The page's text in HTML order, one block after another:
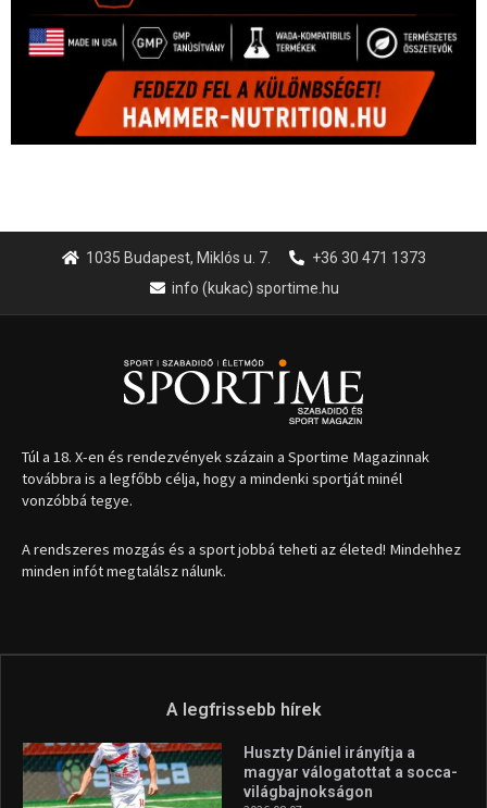
1035 Budapest, Miklós u. 7.
+36 30 471 1373
info (kukac) sportime.hu
Túl a 18. X-en és rendezvények százain a Sportime Magazinnak
továbbra is a legfőbb célja, hogy a mindenki sportját minél
vonzóbbá tegye.
A rendszeres mozgás és a sport jobbá teheti az életed! Mindehhez
minden infót megtalálsz nálunk.
A legfrissebb hírek
Huszty Dániel irányítja a
magyar válogatottat a socca-
világbajnokságon